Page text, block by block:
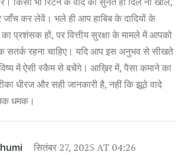
जाँच कर लेवें। भले ही आप हाबिब के दादियों के
प्रशंसक हों, पर वित्तीय सुरक्षा के मामले में आपको
सतर्क रहना चाहिए। यदि आप इस अनुभव से सीखते
में ऐसी स्कैम से बचेंगे। आख़िर में, पैसा कमाने का
धीरज और सही जानकारी है, नहीं कि झूठे वादे
धमक।
सितंबर 27, 2025 AT 04:26